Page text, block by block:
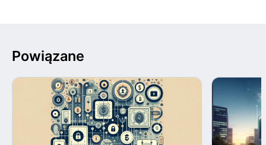
Powiązane